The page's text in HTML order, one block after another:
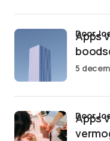
Apps
door
5
Apps
door